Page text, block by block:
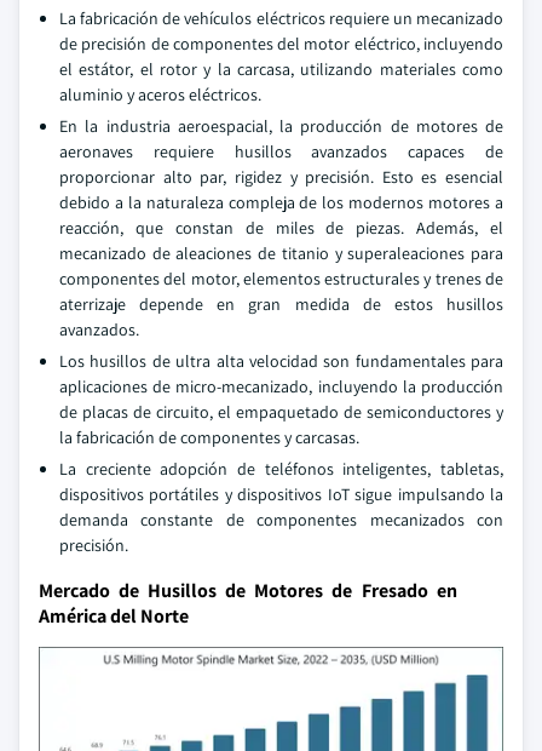
La fabricación de vehículos eléctricos requiere un mecanizado
de precisión de componentes del motor eléctrico, incluyendo
el estátor, el rotor y la carcasa, utilizando materiales como
aluminio y aceros eléctricos.
En la industria aeroespacial, la producción de motores de
aeronaves requiere husillos avanzados capaces de
proporcionar alto par, rigidez y precisión. Esto es esencial
debido a la naturaleza compleja de los modernos motores a
reacción, que constan de miles de piezas. Además, el
mecanizado de aleaciones de titanio y superaleaciones para
componentes del motor, elementos estructurales y trenes de
aterrizaje depende en gran medida de estos husillos
avanzados.
Los husillos de ultra alta velocidad son fundamentales para
aplicaciones de micro-mecanizado, incluyendo la producción
de placas de circuito, el empaquetado de semiconductores y
la fabricación de componentes y carcasas.
La creciente adopción de teléfonos inteligentes, tabletas,
dispositivos portátiles y dispositivos IoT sigue impulsando la
demanda constante de componentes mecanizados con
precisión.
Mercado de Husillos de Motores de Fresado en
América del Norte